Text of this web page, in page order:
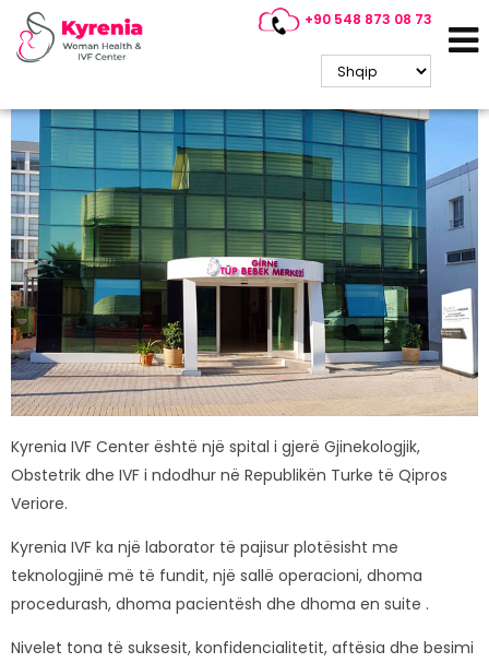
+90 548 873 08 73
Rreth Nesh
Kyrenia IVF Center është një spital i gjerë Gjinekologjik,
Obstetrik dhe IVF i ndodhur në Republikën Turke të Qipros
Veriore.
Kyrenia IVF ka një laborator të pajisur plotësisht me
teknologjinë më të fundit, një sallë operacioni, dhoma
procedurash, dhoma pacientësh dhe dhoma en suite .
Nivelet tona të suksesit, konfidencialitetit, aftësia dhe besimi